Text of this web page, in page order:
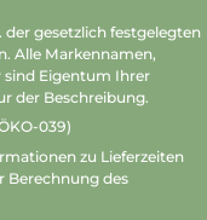
der gesetzlich festgelegten
Alle Markennamen,
Eigentum Ihrer
der Beschreibung.
039)
zu Lieferzeiten
Berechnung des